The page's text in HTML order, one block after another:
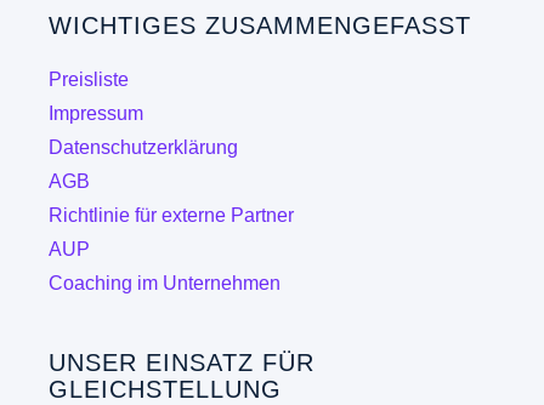
WICHTIGES ZUSAMMENGEFASST
Preisliste
Impressum
Datenschutzerklärung
AGB
Richtlinie für externe Partner
AUP
Coaching im Unternehmen
UNSER EINSATZ FÜR
GLEICHSTELLUNG